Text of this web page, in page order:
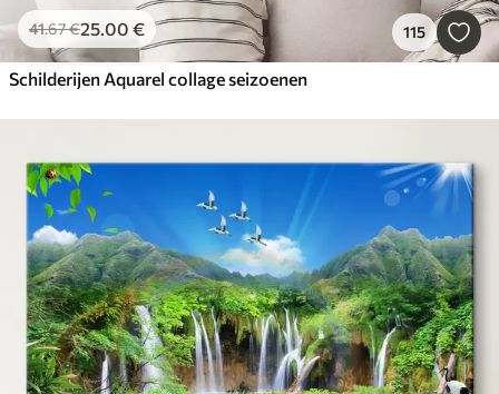
41.67€25.00 € 115
Schilderijen Aquarel collage seizoenen